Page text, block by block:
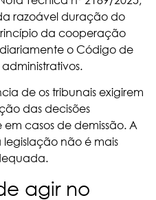
razoável duração do
da cooperação
o Código de
administrativos.
de os tribunais exigirem
das decisões
casos de demissão. A
não é mais
agir no